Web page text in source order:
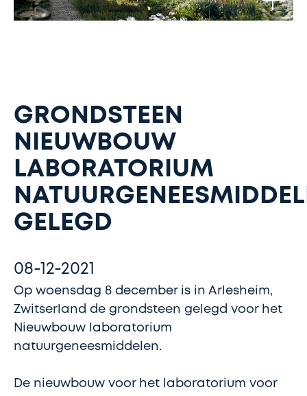
GRONDSTEEN
NIEUWBOUW
LABORATORIUM
GELEGD
08-12-2021
Op woensdag 8 december is in Arlesheim,
Zwitserland de grondsteen gelegd voor het
Nieuwbouw laboratorium
natuurgeneesmiddelen.
De nieuwbouw voor het laboratorium voor